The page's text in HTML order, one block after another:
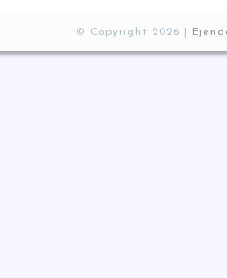
© Copyright 2026 |